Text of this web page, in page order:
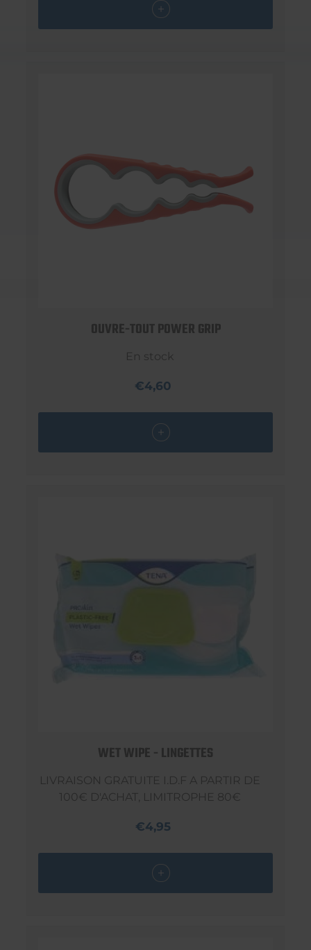
OUVRE-TOUT POWER GRIP
En stock
€4,60
WET WIPE - LINGETTES
LIVRAISON GRATUITE I.D.F A PARTIR DE
100€ D'ACHAT, LIMITROPHE 80€
€4,95